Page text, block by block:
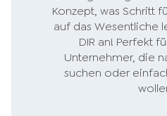
Konzept, was Schritt
auf das Wesentliche
DIR an! Perfekt
Unternehmer, die
suchen oder